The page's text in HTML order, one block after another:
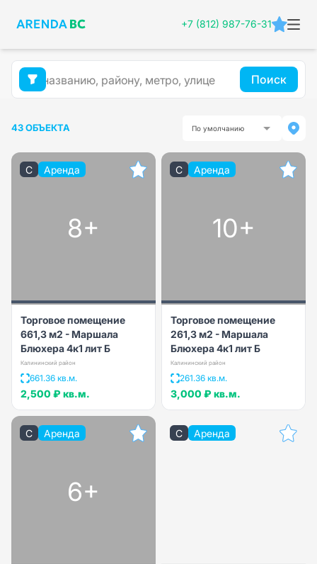
+7 (812) 987-76-31
Поиск
43 ОБЪЕКТА По умолчанию
C Аренда
8+
Торговое помещение
661,3 м2 - Маршала
Блюхера 4к1 лит Б
Калининский район
661.36 кв.м.
2,500 ₽ кв.м.
C Аренда
10+
Торговое помещение
261,3 м2 - Маршала
Блюхера 4к1 лит Б
Калининский район
261.36 кв.м.
3,000 ₽ кв.м.
C Аренда
6+
C Аренда